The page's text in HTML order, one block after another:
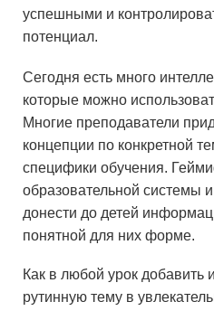
успешными и
потенциал.
Сегодня есть много
которые можно
Многие преподаватели
концепции по конкретной
специфики обучения.
образовательной системы
донести до детей
понятной для них форме.
Как в любой урок добавить
рутинную тему в